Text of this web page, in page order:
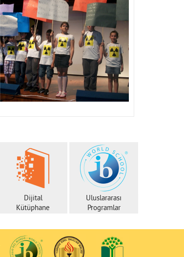
Dijital
Kütüphane
Uluslararası
Programlar